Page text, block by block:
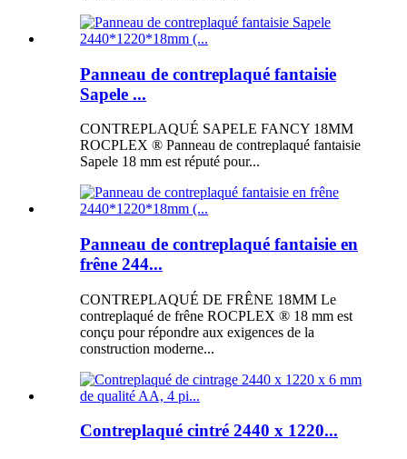
Panneau de contreplaqué fantaisie
Sapele ...
CONTREPLAQUÉ SAPELE FANCY 18MM
ROCPLEX ® Panneau de contreplaqué fantaisie
Sapele 18 mm est réputé pour...
Panneau de contreplaqué fantaisie en
frêne 244...
CONTREPLAQUÉ DE FRÊNE 18MM Le
contreplaqué de frêne ROCPLEX ® 18 mm est
conçu pour répondre aux exigences de la
construction moderne...
Contreplaqué cintré 2440 x 1220...